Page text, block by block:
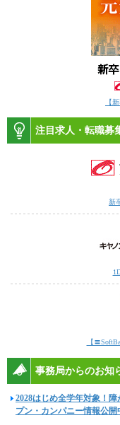
【
注目求人・転職募
新
【〓
事務局からのお知
2028はじめ全学年対象！
プン・カンパニー情報公開